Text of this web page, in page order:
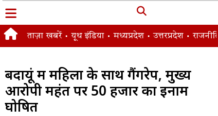
ताज़ा खबरें यूथ इंडिया मध्यप्रदेश उत्तरप्रदेश
बदायूं में महिला के साथ गैंगरेप, मुख्य
आरोपी महंत पर 50 हजार का इनाम
घोषित